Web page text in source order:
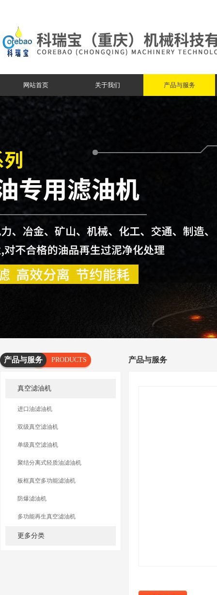
网站首页 关于我们 产品与服务
产品与服务
PRODUCTS
真空滤油机
进口油滤油机
双级真空滤油机
单级真空滤油机
聚结分离式轻质油滤油机
板框真空多功能滤油机
防爆滤油机
多功能再生真空滤油机
更多分类
产品与服务